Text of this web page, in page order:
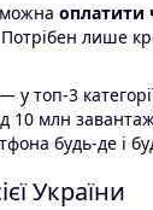
оплатити
лише
— у топ-3
10 млн
будь-де і
України